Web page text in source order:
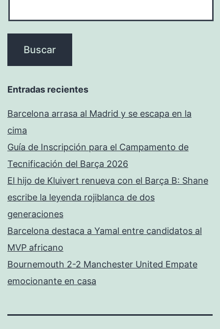
Entradas recientes
Barcelona arrasa al Madrid y se escapa en la
cima
Guía de Inscripción para el Campamento de
Tecnificación del Barça 2026
El hijo de Kluivert renueva con el Barça B: Shane
escribe la leyenda rojiblanca de dos
generaciones
Barcelona destaca a Yamal entre candidatos al
MVP africano
Bournemouth 2-2 Manchester United Empate
emocionante en casa